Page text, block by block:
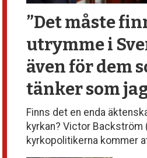
”Det måste
utrymmei
även för dem
tänker som
Finns det en enda
kyrkan? Victor Backström
kyrkopolitikerna kommer